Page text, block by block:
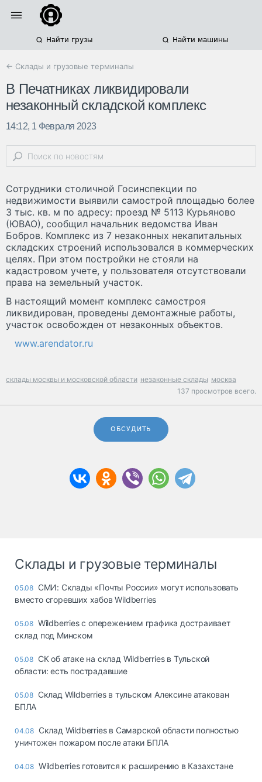
Найти грузы Найти машины
← Склады и грузовые терминалы
В Печатниках ликвидировали
незаконный складской комплекс
14:12, 1 Февраля 2023
Сотрудники столичной Госинспекции по
недвижимости выявили самострой площадью более
3 тыс. кв. м по адресу: проезд № 5113 Курьяново
(ЮВАО), сообщил начальник ведомства Иван
Бобров. Комплекс из 7 незаконных некапитальных
складских строений использовался в коммерческих
целях. При этом постройки не стояли на
кадастровом учете, у пользователя отсутствовали
права на земельный участок.
В настоящий момент комплекс самостроя
ликвидирован, проведены демонтажные работы,
участок освобожден от незаконных объектов.
www.arendator.ru
склады москвы и московской области незаконные склады москва
137 просмотров всего.
ОБСУДИТЬ
Склады и грузовые терминалы
05.08 СМИ: Склады «Почты России» могут использовать
вместо сгоревших хабов Wildberries
05.08 Wildberries с опережением графика достраивает
склад под Минском
05.08 СК об атаке на склад Wildberries в Тульской
области: есть пострадавшие
05.08 Склад Wildberries в тульском Алексине атакован
БПЛА
04.08 Склад Wildberries в Самарской области полностью
уничтожен пожаром после атаки БПЛА
04.08 Wildberries готовится к расширению в Казахстане